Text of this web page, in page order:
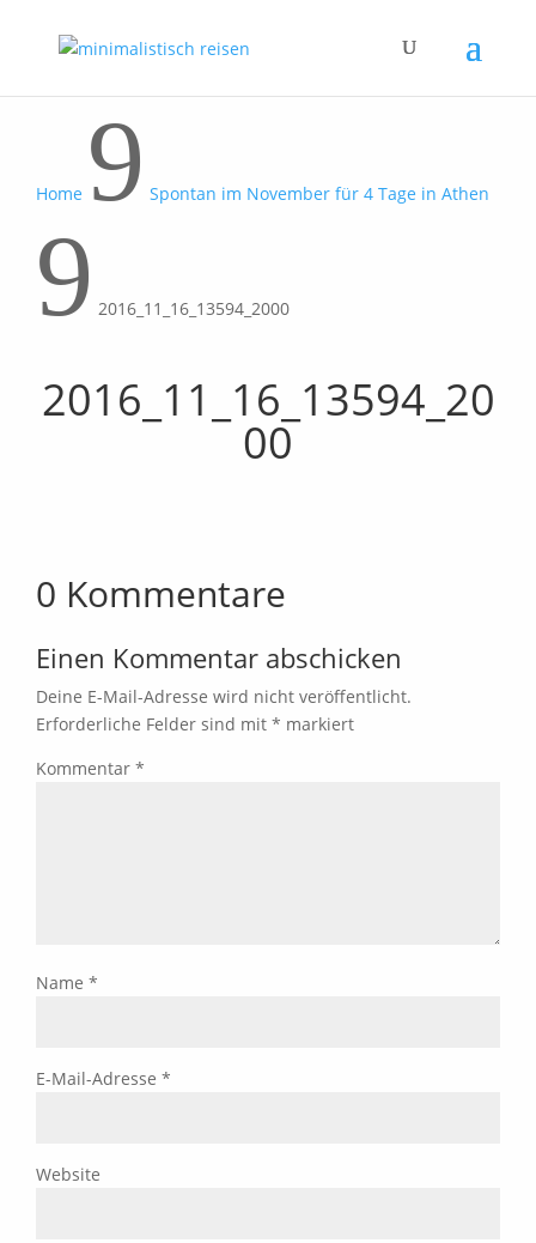
Home 9 Spontan im November für 4 Tage in Athen
9 2016_11_16_13594_2000
2016_11_16_13594_20
00
0 Kommentare
Einen Kommentar abschicken
Deine E-Mail-Adresse wird nicht veröffentlicht.
Erforderliche Felder sind mit * markiert
Kommentar *
Name *
E-Mail-Adresse *
Website